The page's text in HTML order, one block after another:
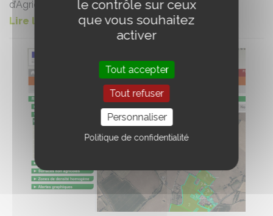
d’Agricultur...
Lire la suite de l'article
le contrôle sur ceux
que vous souhaitez
activer
Tout accepter
Tout refuser
Personnaliser
Politique de confidentialité